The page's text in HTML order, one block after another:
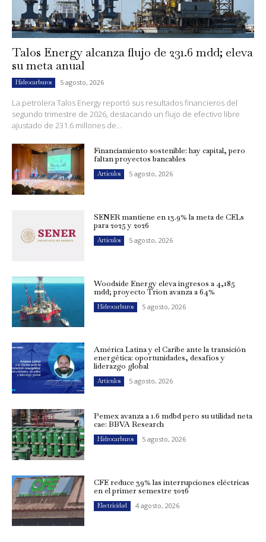
Talos Energy alcanza flujo de 231.6 mdd; eleva
su meta anual
Hidrocarburos 5 agosto, 2026
La petrolera Talos Energy reportó sus resultados financieros del
segundo trimestre de 2026, destacando un flujo de efectivo libre
ajustado de 231.6 millones de...
Financiamiento sostenible: hay capital, pero
faltan proyectos bancables
Artículos 5 agosto, 2026
SENER mantiene en 13.9% la meta de CELs
para 2025 y 2026
Artículos 5 agosto, 2026
Woodside Energy eleva ingresos a 4,185
mdd; proyecto Trion avanza a 64%
Hidrocarburos 5 agosto, 2026
América Latina y el Caribe ante la transición
energética: oportunidades, desafíos y
liderazgo global
Artículos 5 agosto, 2026
Pemex avanza a 1.6 mdbd pero su utilidad neta
cae: BBVA Research
Hidrocarburos 5 agosto, 2026
CFE reduce 39% las interrupciones eléctricas
en el primer semestre 2026
Electricidad 4 agosto, 2026